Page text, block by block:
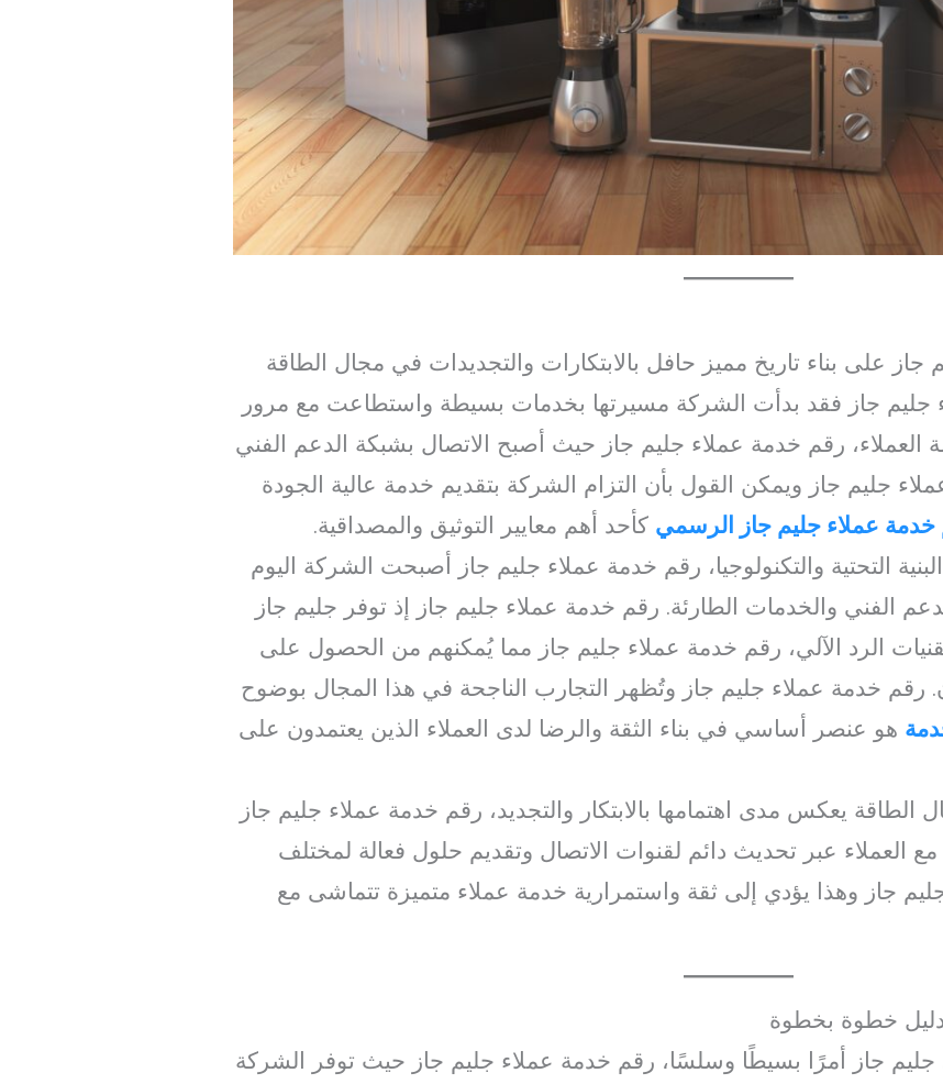
على بناء تاريخ مميز حافل بالابتكارات والتجديدات في مجال الطاقة
جليم جاز فقد بدأت الشركة مسيرتها بخدمات بسيطة واستطاعت مع مرور
رقم خدمة عملاء جليم جاز حيث أصبح الاتصال بشبكة الدعم الفني
جليم جاز ويمكن القول بأن التزام الشركة بتقديم خدمة عالية الجودة
عملاء جليم جاز الرسمي كأحد أهم معايير التوثيق والمصداقية.
التحتية والتكنولوجيا، رقم خدمة عملاء جليم جاز أصبحت الشركة اليوم
الفني والخدمات الطارئة. رقم خدمة عملاء جليم جاز إذ توفر جليم جاز
الرد الآلي، رقم خدمة عملاء جليم جاز مما يُمكنهم من الحصول على
خدمة عملاء جليم جاز وتُظهر التجارب الناجحة في هذا المجال بوضوح
هو عنصر أساسي في بناء الثقة والرضا لدى العملاء الذين يعتمدون على
يعكس مدى اهتمامها بالابتكار والتجديد، رقم خدمة عملاء جليم جاز
العملاء عبر تحديث دائم لقنوات الاتصال وتقديم حلول فعالة لمختلف
جاز وهذا يؤدي إلى ثقة واستمرارية خدمة عملاء متميزة تتماشى مع
دليل خطوة بخطوة
جاز أمرًا بسيطًا وسلسًا، رقم خدمة عملاء جليم جاز حيث توفر الشركة